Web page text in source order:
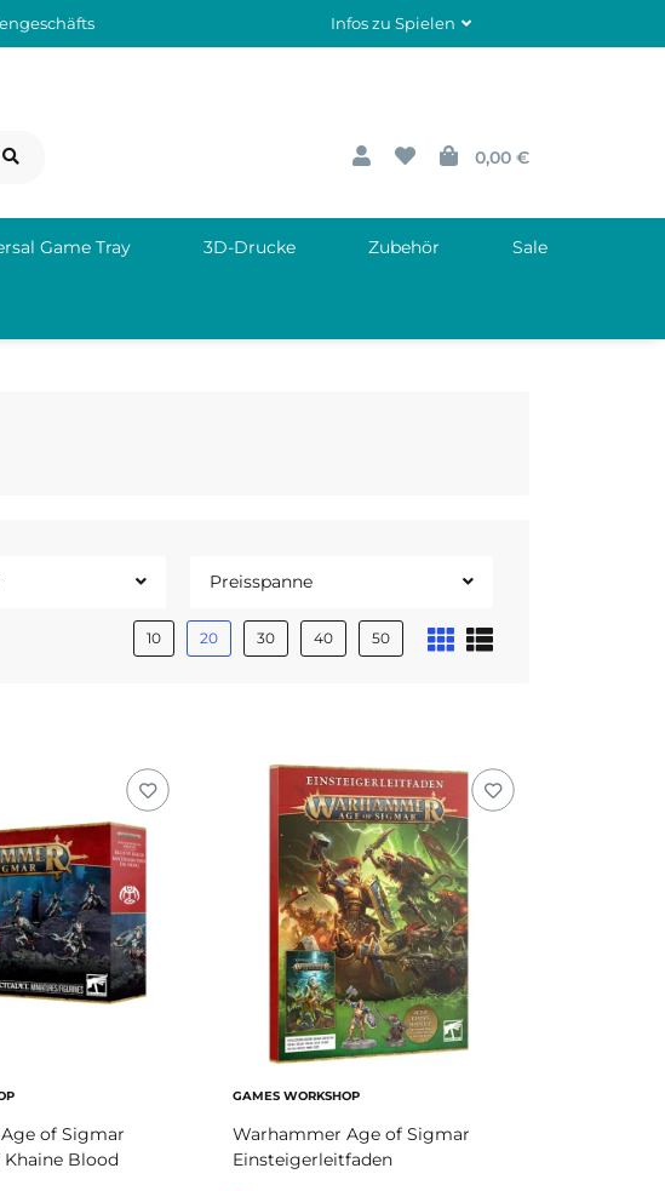
Infos zu Spielen
0,00 €
Game Tray 3D-Drucke Zubehör Sale
Preisspanne
10 20 30 40 50
of Sigmar
Blood
GAMES WORKSHOP
Warhammer Age of Sigmar
Einsteigerleitfaden